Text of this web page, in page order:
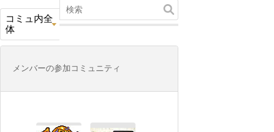
コミュ内全
体
メンバーの参加コミュニティ